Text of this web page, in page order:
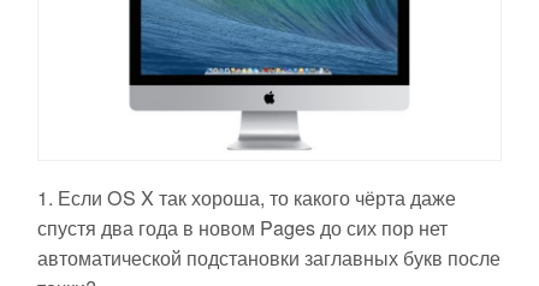
1. Если OS X так хороша, то какого чёрта даже
спустя два года в новом Pages до сих пор нет
автоматической подстановки заглавных букв после